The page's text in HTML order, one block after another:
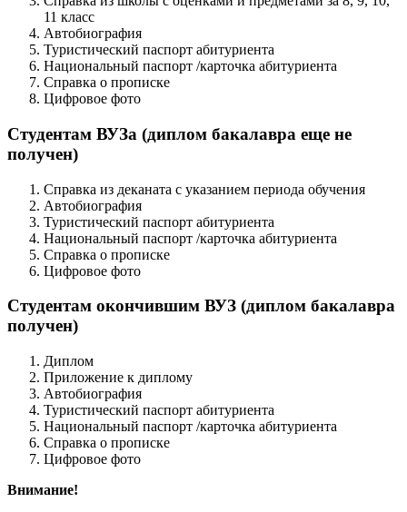
11 класс
Автобиография
Туристический паспорт абитуриента
Национальный паспорт /карточка абитуриента
Справка о прописке
Цифровое фото
Студентам ВУЗа (диплом бакалавра еще не
получен)
Справка из деканата с указанием периода обучения
Автобиография
Туристический паспорт абитуриента
Национальный паспорт /карточка абитуриента
Справка о прописке
Цифровое фото
Студентам окончившим ВУЗ (диплом бакалавра
получен)
Диплом
Приложение к диплому
Автобиография
Туристический паспорт абитуриента
Национальный паспорт /карточка абитуриента
Справка о прописке
Цифровое фото
Внимание!